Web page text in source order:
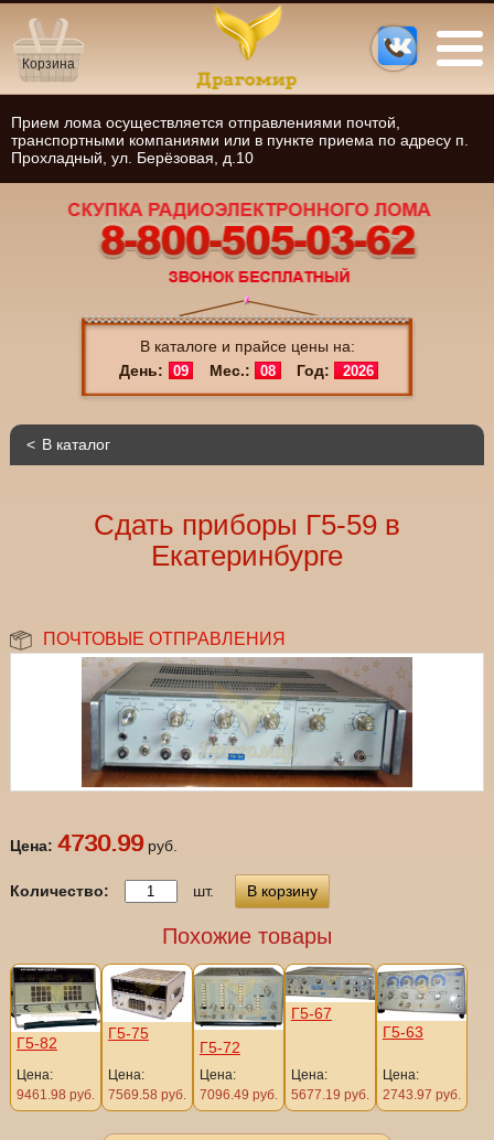
В каталоге и прайсе цены на:
День:
09 Мес.: 08 Год: 2026
Корзина
Прием лома осуществляется отправлениями почтой,
транспортными компаниями или в пункте приема по адресу п.
Прохладный, ул. Берёзовая, д.10
В каталог
Сдать приборы Г5-59 в
Екатеринбурге
ПОЧТОВЫЕ ОТПРАВЛЕНИЯ
Цена: 4730.99руб.
Количество: шт. В корзину
Похожие товары
Г5-82
Цена:
9461.98 руб.
Г5-75
Цена:
7569.58 руб.
Г5-72
Цена:
7096.49 руб.
Г5-67
Цена:
5677.19 руб.
Г5-63
Цена:
2743.97 руб.